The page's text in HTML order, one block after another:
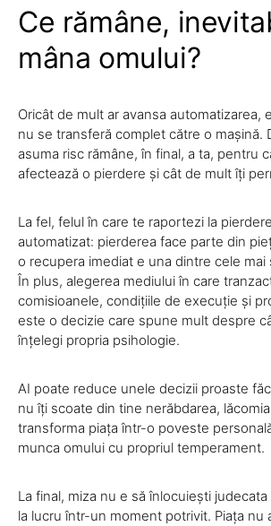
Ce rămâne,
mâna omului?
Oricât de mult ar avansa automatizarea,
nu se transferă complet către o mașină.
asuma risc rămâne, în final, a ta, pentru
afectează o pierdere și cât de mult îți
La fel, felul în care te raportezi la
automatizat: pierderea face parte din
o recupera imediat e una dintre cele
În plus, alegerea mediului în care
comisioanele, condițiile de execuție și
este o decizie care spune mult despre
înțelegi propria psihologie.
AI poate reduce unele decizii proaste
nu îți scoate din tine nerăbdarea,
transforma piața într-o poveste
munca omului cu propriul temperament.
La final, miza nu e să înlocuiești
la lucru într-un moment potrivit. Piața nu